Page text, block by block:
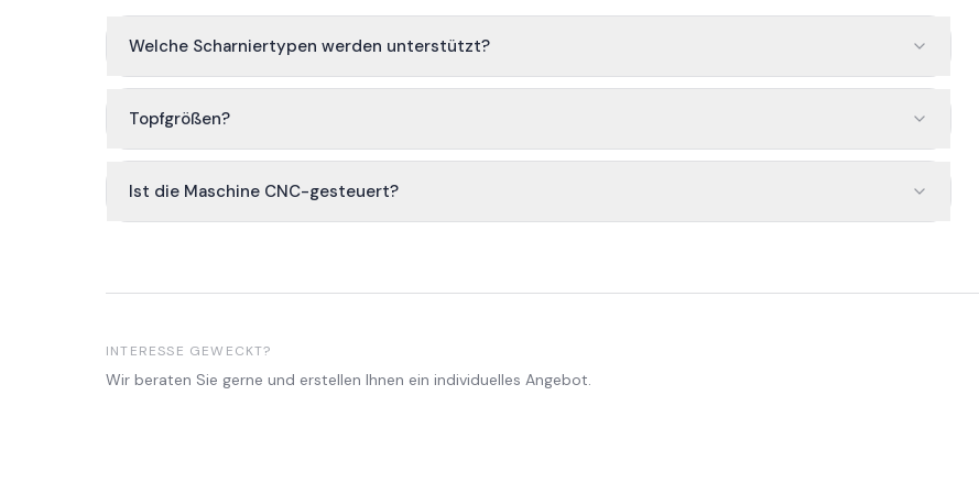
Welche Scharniertypen werden unterstützt?
Topfgrößen?
Ist die Maschine CNC-gesteuert?
INTERESSE GEWECKT?
Wir beraten Sie gerne und erstellen Ihnen ein individuelles Angebot.